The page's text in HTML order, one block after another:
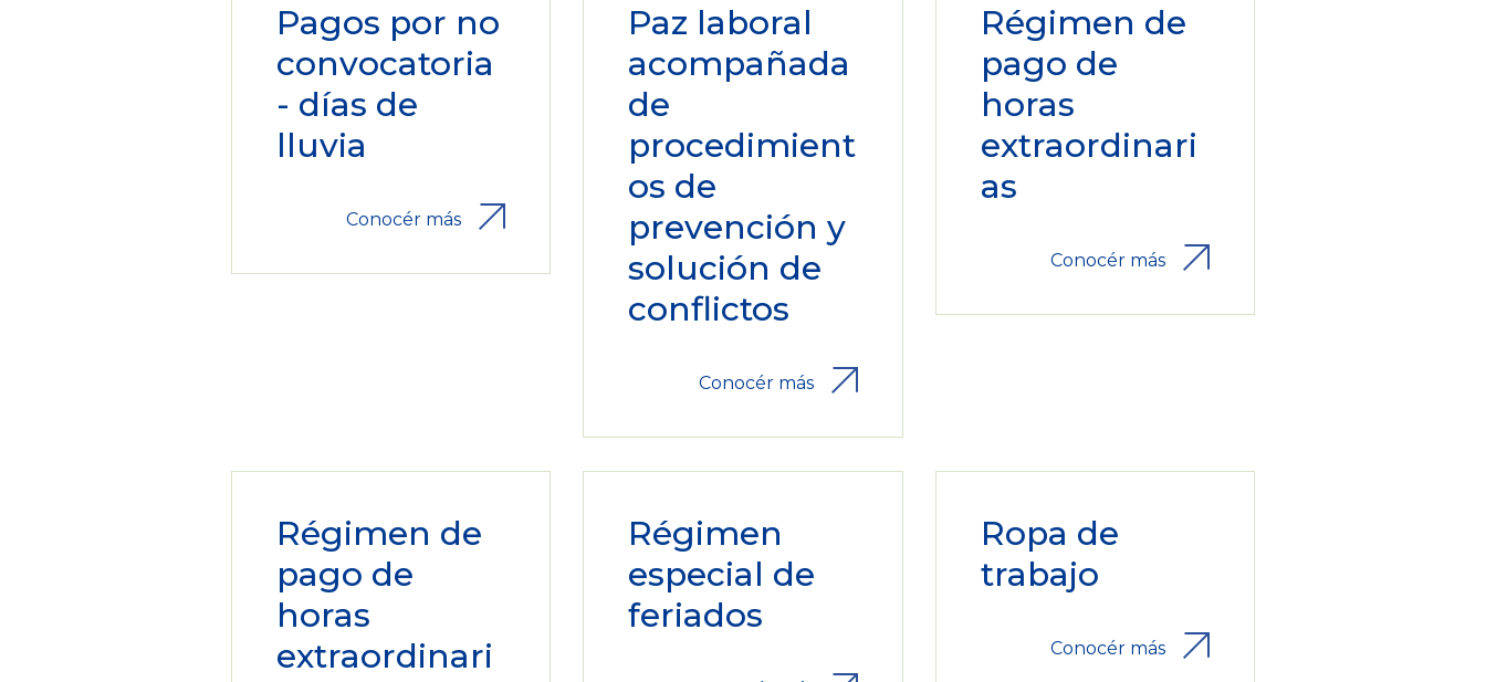
Pagos por no
convocatoria
- días de
lluvia
Conocér más
Paz laboral
acompañada
de
procedimient
os de
prevención y
solución de
conflictos
Conocér más
Régimen de
pago de
horas
extraordinari
as
Conocér más
Régimen de
pago de
horas
extraordinari
Régimen
especial de
feriados
Ropa de
trabajo
Conocér más